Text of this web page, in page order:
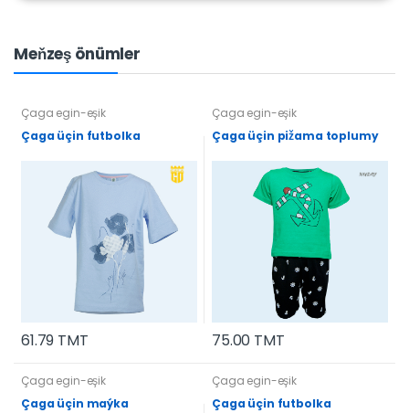
Meňzeş önümler
Çaga egin-eşik
Çaga üçin futbolka
61.79 TMT
Çaga egin-eşik
Çaga üçin pižama toplumy
75.00 TMT
Çaga egin-eşik
Çaga üçin maýka
Çaga egin-eşik
Çaga üçin futbolka